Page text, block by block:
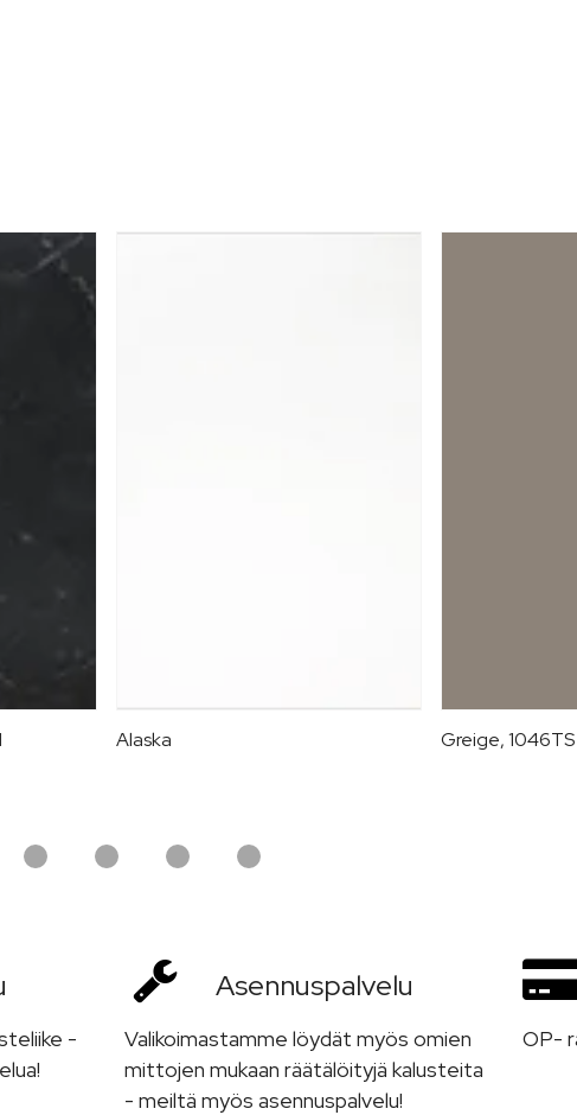
Alaska Greige, 1046TS
-
Asennus­palvelu
Valikoimastamme löydät myös omien
mittojen mukaan räätälöityjä kalusteita
- meiltä myös asennuspalvelu!
OP-